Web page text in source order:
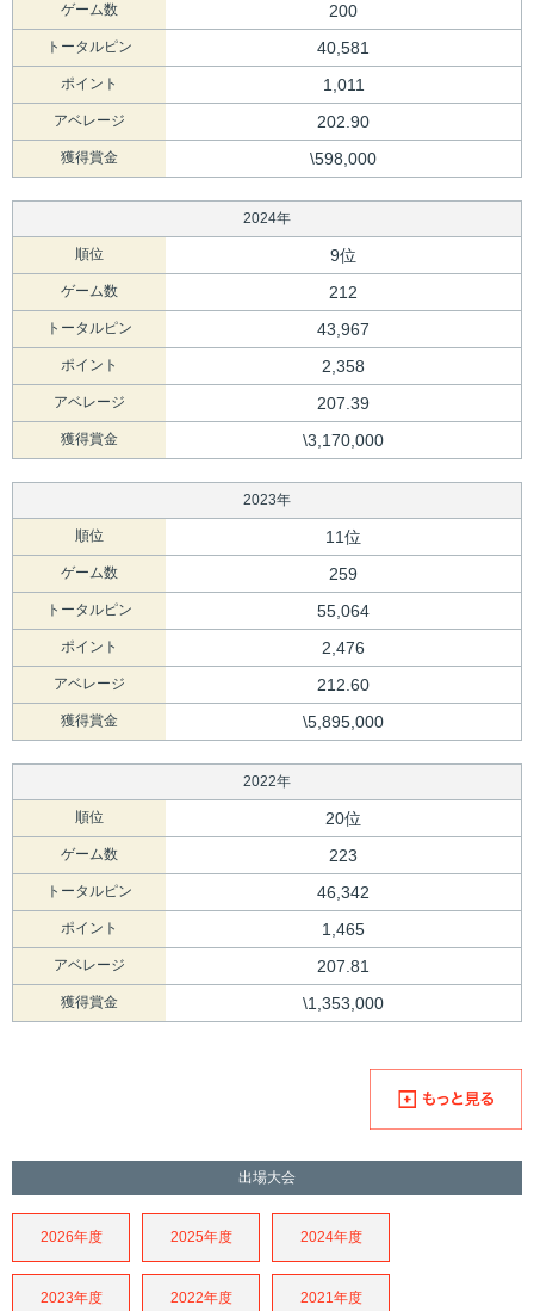
ゲーム数 200
トータルピン 40,581
ポイント 1,011
アベレージ 202.90
獲得賞金 \598,000
2024年
順位 9位
ゲーム数 212
トータルピン 43,967
ポイント 2,358
アベレージ 207.39
獲得賞金 \3,170,000
2023年
順位 11位
ゲーム数 259
トータルピン 55,064
ポイント 2,476
アベレージ 212.60
獲得賞金 \5,895,000
2022年
順位 20位
ゲーム数 223
トータルピン 46,342
ポイント 1,465
アベレージ 207.81
獲得賞金 \1,353,000
出場大会
2026年度 2025年度 2024年度
2023年度 2022年度 2021年度